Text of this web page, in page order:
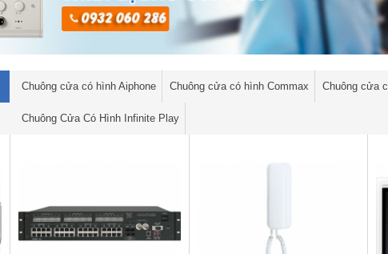
Chuông cửa có hình Aiphone Chuông cửa có hình Commax Chuông cửa
Chuông Cửa Có Hình Infinite Play